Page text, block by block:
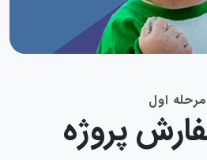
مرحله اول
پروژه